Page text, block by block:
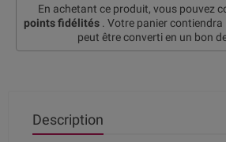
En achetant ce produit, vous pouvez
points fidélités . Votre panier contiendra
peut être converti en un bon
Description